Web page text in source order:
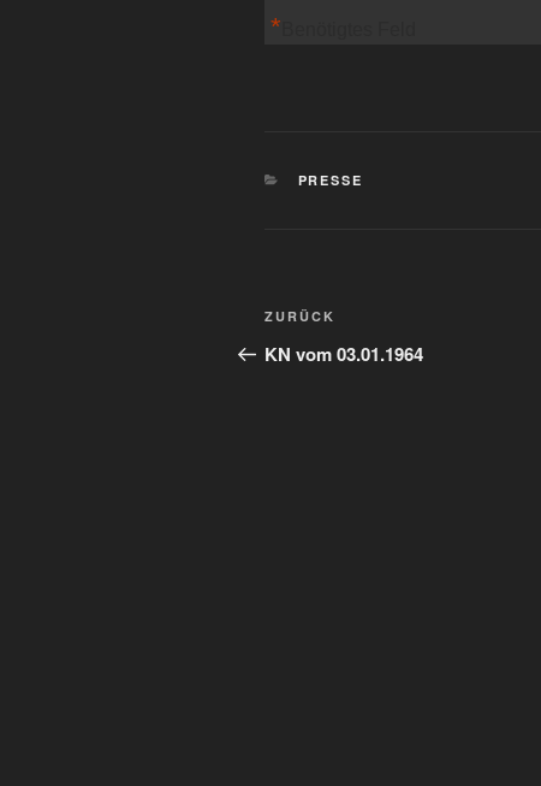
*
KATEGORIEN
PRESSE
Beitragsnavigation
Vorheriger
Beitrag
ZURÜCK
KN vom 03.01.1964